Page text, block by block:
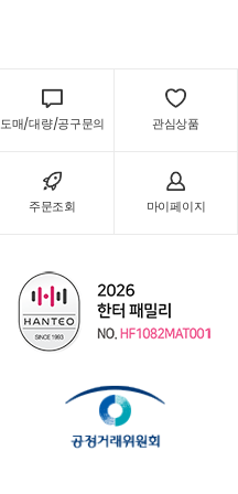
도매/대량/공구문의 관심상품
주문조회 마이페이지